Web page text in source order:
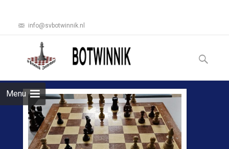
info@svbotwinnik.nl
Menu
naar
de
Zoeken
naar: